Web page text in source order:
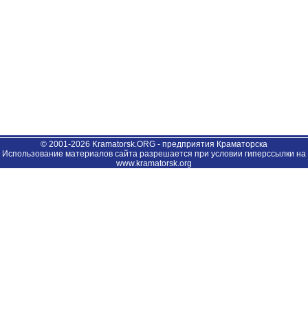
© 2001-2026 Kramatorsk.ORG - предприятия Краматорска
Использование материалов сайта разрешается при условии гиперссылки на
www.kramatorsk.org